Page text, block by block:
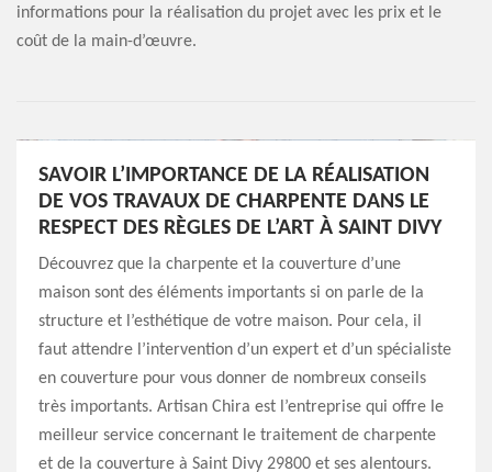
informations pour la réalisation du projet avec les prix et le
coût de la main-d’œuvre.
SAVOIR L’IMPORTANCE DE LA RÉALISATION
DE VOS TRAVAUX DE CHARPENTE DANS LE
RESPECT DES RÈGLES DE L’ART À SAINT DIVY
Découvrez que la charpente et la couverture d’une
maison sont des éléments importants si on parle de la
structure et l’esthétique de votre maison. Pour cela, il
faut attendre l’intervention d’un expert et d’un spécialiste
en couverture pour vous donner de nombreux conseils
très importants. Artisan Chira est l’entreprise qui offre le
meilleur service concernant le traitement de charpente
et de la couverture à Saint Divy 29800 et ses alentours.